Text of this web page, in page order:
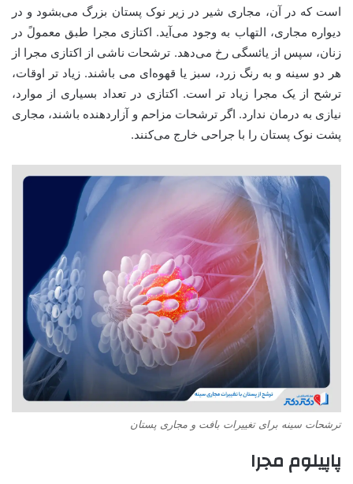
است که در آن، مجاری شیر در زیر نوک پستان بزرگ می‌بشود و در
دیواره مجاری، التهاب به وجود می‌آید. اکتازی مجرا طبق معمولً در
زنان، سپس از یائسگی رخ می‌دهد. ترشحات ناشی از اکتازی مجرا از
هر دو سینه و به رنگ زرد، سبز یا قهوه‌ای می باشند. زیاد تر اوقات،
ترشح از یک مجرا زیاد تر است. اکتازی در تعداد بسیاری از موارد،
نیازی به درمان ندارد. اگر ترشحات مزاحم و آزاردهنده باشند، مجاری
پشت نوک پستان را با جراحی خارج می‌کنند.
ترشحات سینه برای تغییرات بافت و مجاری پستان
پاپیلوم مجرا